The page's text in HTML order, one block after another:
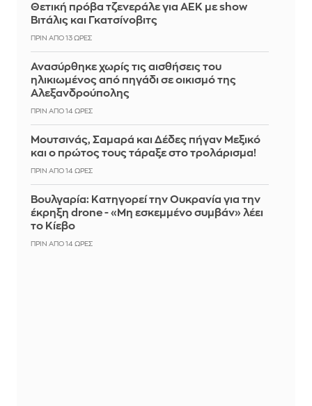
Θετική πρόβα τζενεράλε για ΑΕΚ με show
Βιτάλις και Γκατσίνοβιτς
ΠΡΙΝ ΑΠΌ 13 ΏΡΕΣ
Ανασύρθηκε χωρίς τις αισθήσεις του
ηλικιωμένος από πηγάδι σε οικισμό της
Αλεξανδρούπολης
ΠΡΙΝ ΑΠΌ 14 ΏΡΕΣ
Μουτσινάς, Σαμαρά και Δέδες πήγαν Μεξικό
και ο πρώτος τους τάραξε στο τρολάρισμα!
ΠΡΙΝ ΑΠΌ 14 ΏΡΕΣ
Βουλγαρία: Κατηγορεί την Ουκρανία για την
έκρηξη drone - «Μη εσκεμμένο συμβάν» λέει
το Κίεβο
ΠΡΙΝ ΑΠΌ 14 ΏΡΕΣ